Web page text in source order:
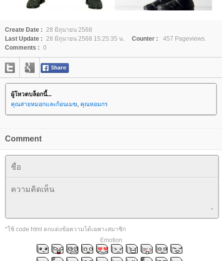
Create Date : 28 มิถุนายน 2568
Last Update : 28 มิถุนายน 2568 15:25:35 น. Counter :
457 Pageviews.
Comments : 0
ผู้โหวตบล็อกนี้...
คุณสายหมอกและก้อนเมฆ, คุณหอมกร
Comment
*ใช้ code html ตกแต่งข้อความได้เฉพาะสมาชิก
Emotion